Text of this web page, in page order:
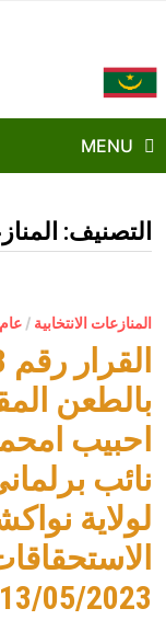
content
MENU
التصنيف:
المنازعات الانتخابية /عام
بالطعن
احبيب
نائب
لولاية
13/05/2023